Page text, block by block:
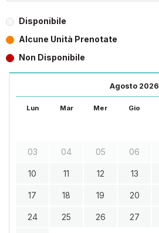
Disponibile
Alcune Unità Prenotate
Non Disponibile
Agosto 2026
Lun Mar Mer Gio
03 04 05 06
10 11 12 13
17 18 19 20
24 25 26 27